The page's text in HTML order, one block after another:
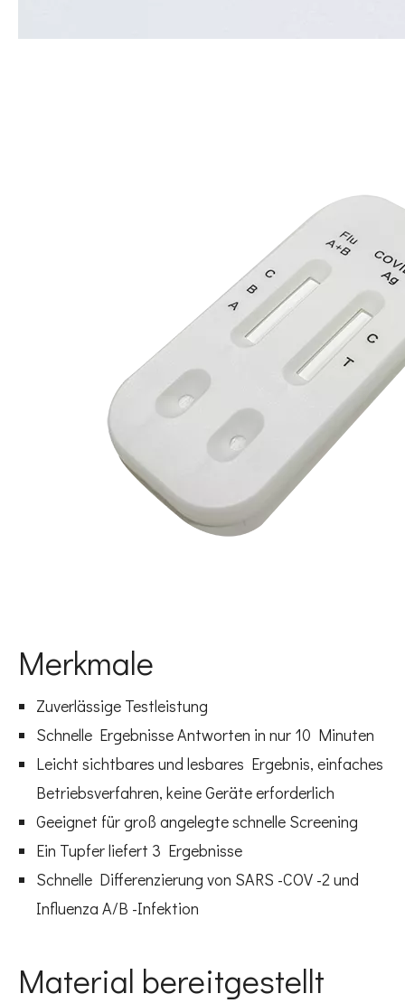
Merkmale
Zuverlässige Testleistung
Schnelle Ergebnisse Antworten in nur 10 Minuten
Leicht sichtbares und lesbares Ergebnis, einfaches
Betriebsverfahren, keine Geräte erforderlich
Geeignet für groß angelegte schnelle Screening
Ein Tupfer liefert 3 Ergebnisse
Schnelle Differenzierung von SARS -COV -2 und
Influenza A/B -Infektion
Material bereitgestellt